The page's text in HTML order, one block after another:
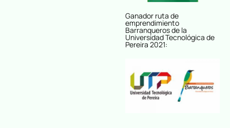
Ganador ruta de
emprendimiento
Barranqueros de la
Universidad Tecnológica de
Pereira 2021: